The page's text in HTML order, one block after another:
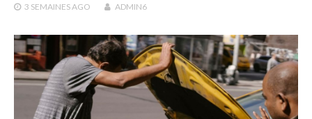
3 SEMAINES AGO ADMIN6